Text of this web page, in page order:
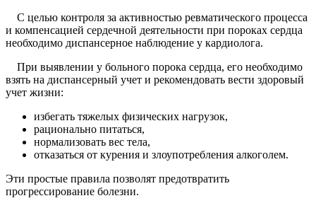
С целью контроля за активностью ревматического процесса
и компенсацией сердечной деятельности при пороках сердца
необходимо диспансерное наблюдение у кардиолога.
При выявлении у больного порока сердца, его необходимо
взять на диспансерный учет и рекомендовать вести здоровый
учет жизни:
избегать тяжелых физических нагрузок,
рационально питаться,
нормализовать вес тела,
отказаться от курения и злоупотребления алкоголем.
Эти простые правила позволят предотвратить
прогрессирование болезни.